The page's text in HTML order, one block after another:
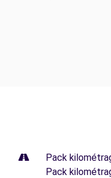
Pack
Pack